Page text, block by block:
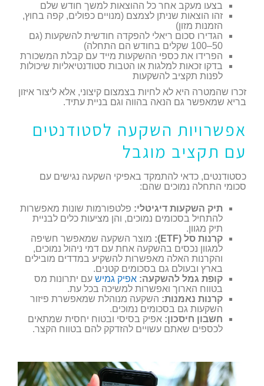
בצעו מעקב אחר כל ההוצאות למשך חודש שלם
זהו הוצאות שניתן לצמצם (מנויים כפולים, קפה בחוץ,
הזמנות מזון)
הגדירו סכום ריאלי להפקדה חודשית להשקעות (גם
50–100 שקלים בחודש הם התחלה)
הפרידו את כספי ההשקעות מייד עם קבלת המשכורת
בדקו זכאות למלגות או הטבות סטודנטיאליות שיכולות
לפנות תקציב להשקעות
זכרו שהמטרה היא לא לחיות בצמצום קיצוני, אלא ליצור איזון
בריא שמאפשר גם הנאה בהווה וגם בניית עתיד.
אפשרויות השקעה לסטודנטים
עם תקציב מוגבל
כסטודנטים, כדאי להתמקד באפיקי השקעה נגישים עם
סכומי התחלה נמוכים שהם:
תיק השקעות דיגיטלי: פלטפורמות שונות מאפשרות
להתחיל בסכומים נמוכים, והן מציעות כלים לבניית
תיק מגוון.
קרנות סל (ETF):
מוצר השקעה שמאפשר חשיפה
למגוון נכסים בהשקעה אחת עם דמי ניהול נמוכים,
והקרנות האלה מאפשרות להשקיע במדדים מובילים
בארץ ובעולם גם בסכומים קטנים.
קופת גמל להשקעה: אפיק גמיש עם יתרונות מס
בטווח הארוך ואפשרות למשיכה בכל עת.
קרנות נאמנות: השקעה מנוהלת שמאפשרת פיזור
השקעות גם בסכומים נמוכים.
חשבון חיסכון: אפיק בסיסי ובטוח יחסית שמתאים
לכספים שאתם עשויים להזדקק להם בטווח הקצר.